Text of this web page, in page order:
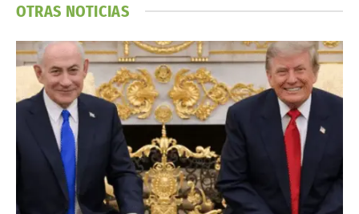
OTRAS NOTICIAS